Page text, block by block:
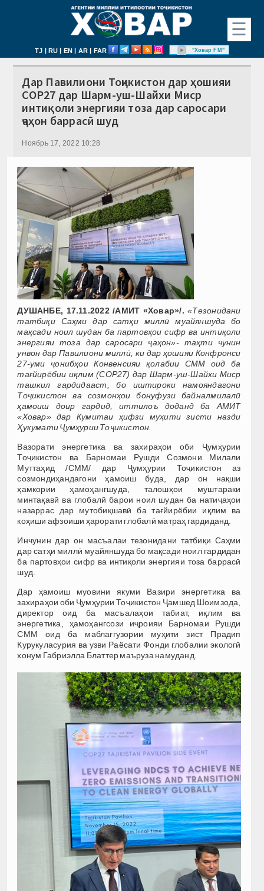
☰
TJ | RU | EN | AR | FAR "Ховар FM"
Дар Павилиони Тоҷикистон дар ҳошияи
COP27 дар Шарм-уш-Шайхи Миср
интиқоли энергияи тоза дар саросари
ҷаҳон баррасӣ шуд
Ноябрь 17, 2022 10:28
ДУШАНБЕ, 17.11.2022 /АМИТ «Ховар»/. «Тезонидани
татбиқи Саҳми дар сатҳи миллӣ муайяншуда бо
мақсади ноил шудан ба партовҳои сифр ва интиқоли
энергияи тоза дар саросари ҷаҳон»- таҳти чунин
унвон дар Павилиони миллӣ, ки дар ҳошияи Конфронси
27-уми ҷонибҳои Конвенсияи қолабии СММ оид ба
тағйирёбии иқлим (COP27) дар Шарм-уш-Шайхи Миср
ташкил гардидааст, бо иштироки намояндагони
Тоҷикистон ва созмонҳои бонуфузи байналмилалӣ
ҳамоиш доир гардид, иттилоъ доданд ба АМИТ
«Ховар» дар Кумитаи ҳифзи муҳити зисти назди
Ҳукумати Ҷумҳурии Тоҷикистон.
Вазорати энергетика ва захираҳои оби Ҷумҳурии
Тоҷикистон ва Барномаи Рушди Созмони Милали
Муттаҳид /СММ/ дар Ҷумҳурии Тоҷикистон аз
созмондиҳандагони ҳамоиш буда, дар он нақши
ҳамкории ҳамоҳангшуда, талошҳои муштараки
минтақавӣ ва глобалӣ барои ноил шудан ба натиҷаҳои
назаррас дар мутобиқшавӣ ба тағйирёбии иқлим ва
коҳиши афзоиши ҳарорати глобалӣ матраҳ гардиданд.
Инчунин дар он масъалаи тезонидани татбиқи Саҳми
дар сатҳи миллӣ муайяншуда бо мақсади ноил гардидан
ба партовҳои сифр ва интиқоли энергияи тоза баррасӣ
шуд.
Дар ҳамоиш муовини якуми Вазири энергетика ва
захираҳои оби Ҷумҳурии Тоҷикистон Ҷамшед Шоимзода,
директор оид ба масъалаҳои табиат, иқлим ва
энергетика, ҳамоҳангсози иҷроияи Барномаи Рушди
СММ оид ба маблағгузории муҳити зист Прадип
Курукуласурия ва узви Раёсати Фонди глобалии экологӣ
хонум Габриэлла Блаттер маъруза намуданд.